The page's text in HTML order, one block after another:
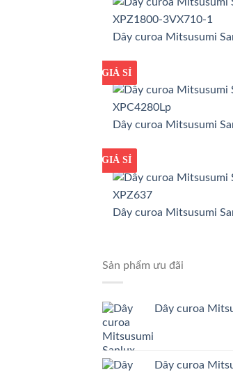
Dây curoa Mitsusumi
GIÁ TỐT
GIÁ SỈ
Dây curoa Mitsusumi
GIÁ TỐT
GIÁ SỈ
Dây curoa Mitsusumi
Sản phẩm ưu đãi
Dây curoa
Dây curoa